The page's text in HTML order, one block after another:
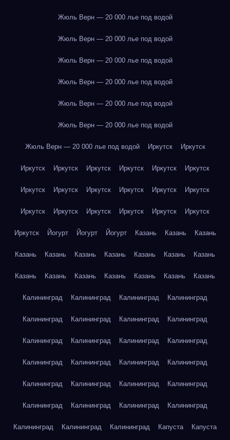
Жюль Верн — 20 000 лье под водой
Жюль Верн — 20 000 лье под водой
Жюль Верн — 20 000 лье под водой
Жюль Верн — 20 000 лье под водой
Жюль Верн — 20 000 лье под водой
Жюль Верн — 20 000 лье под водой
Жюль Верн — 20 000 лье под водой Иркутск Иркутск
Иркутск Иркутск Иркутск Иркутск Иркутск Иркутск
Иркутск Иркутск Иркутск Иркутск Иркутск Иркутск
Иркутск Иркутск Иркутск Иркутск Иркутск Иркутск
Иркутск Йогурт Йогурт Йогурт Казань Казань Казань
Казань Казань Казань Казань Казань Казань Казань
Казань Казань Казань Казань Казань Казань Казань
Калининград Калининград Калининград Калининград
Калининград Калининград Калининград Калининград
Калининград Калининград Калининград Калининград
Калининград Калининград Калининград Калининград
Калининград Калининград Калининград Калининград
Калининград Калининград Калининград Калининград
Калининград Калининград Калининград Капуста Капуста